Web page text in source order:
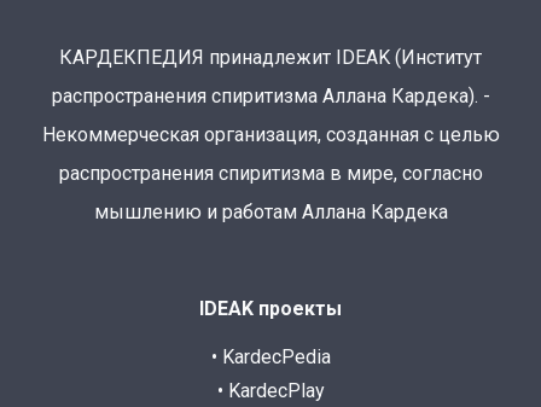
КАРДЕКПЕДИЯ принадлежит IDEAK (Институт
распространения спиритизма Аллана Кардека). -
Некоммерческая организация, созданная с целью
распространения спиритизма в мире, согласно
мышлению и работам Аллана Кардека
IDEAK проекты
• KardecPedia
• KardecPlay